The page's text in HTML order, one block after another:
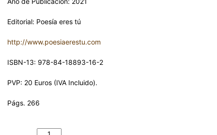
Editorial: Poesía eres tú
http://www.poesiaerestu.com
ISBN-13: 978-84-18893-16-2
PVP: 20 Euros (IVA Incluido).
Págs. 266